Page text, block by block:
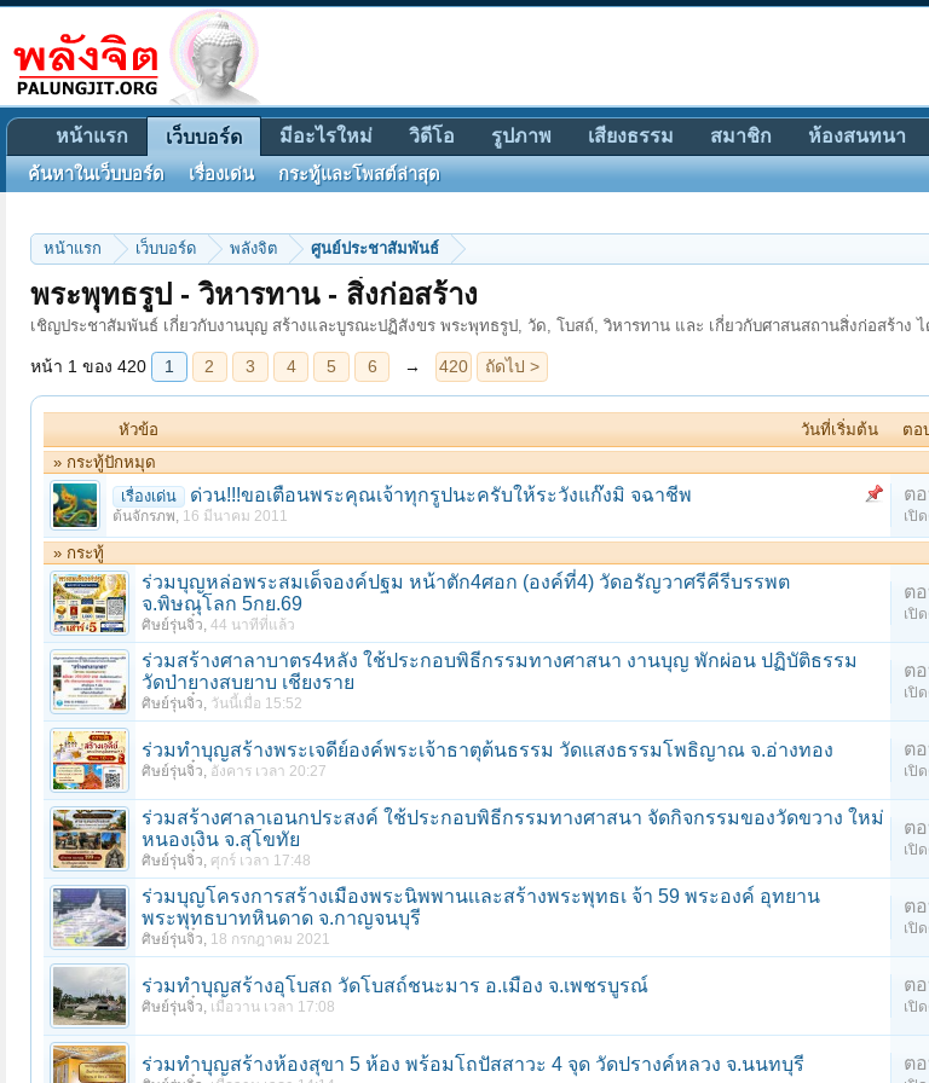
หน้าแรก เว็บบอร์ด พลังจิต ศูนย์ประชาสัมพันธ์
พระพุทธรูป - วิหารทาน - สิ่งก่อสร้าง
เชิญประชาสัมพันธ์ เกี่ยวกับงานบุญ สร้างและบูรณะปฏิสังขร พระพุทธรูป, วัด, โบสถ์, วิหารทาน และ เกี่ยวกับศาสนสถานสิ่งก่อสร้าง
หน้า 1 ของ 420 1 2 3 4 5 6 → 420 ถัดไป >
หัวข้อ วันที่เริ่มต้น ตอ
» กระทู้ปักหมุด
เรื่องเด่น
ด่วน!!!ขอเตือนพระคุณเจ้าทุกรูปนะครับให้ระวังแก๊งมิ จฉาชีพ
ต้นจักรภพ, 16 มีนาคม 2011
ต
เปิ
» กระทู้
ร่วมบุญหล่อพระสมเด็จองค์ปฐม หน้าตัก4ศอก (องค์ที่4) วัดอรัญวาศรีคีรีบรรพต
จ.พิษณุโลก 5กย.69
ศิษย์รุ่นจิ๋ว, 44 นาทีที่แล้ว
ต
เปิ
ร่วมสร้างศาลาบาตร4หลัง ใช้ประกอบพิธีกรรมทางศาสนา งานบุญ พักผ่อน ปฏิบัติธรรม
วัดป่ายางสบยาบ เชียงราย
ศิษย์รุ่นจิ๋ว, วันนี้เมื่อ 15:52
ต
เปิ
ร่วมทําบุญสร้างพระเจดีย์องค์พระเจ้าธาตุต้นธรรม วัดแสงธรรมโพธิญาณ จ.อ่างทอง
ศิษย์รุ่นจิ๋ว, อังคาร เวลา 20:27
ต
เปิ
ร่วมสร้างศาลาเอนกประสงค์ ใช้ประกอบพิธีกรรมทางศาสนา จัดกิจกรรมของวัดขวาง ใหม่
หนองเงิน จ.สุโขทัย
ศิษย์รุ่นจิ๋ว, ศุกร์ เวลา 17:48
ต
เปิ
ร่วมบุญโครงการสร้างเมืองพระนิพพานเเละสร้างพระพุทธเ จ้า 59 พระองค์ อุทยาน
พระพุทธบาทหินดาด จ.กาญจนบุรี
ศิษย์รุ่นจิ๋ว, 18 กรกฎาคม 2021
ต
เปิ
ร่วมทําบุญสร้างอุโบสถ วัดโบสถ์ชนะมาร อ.เมือง จ.เพชรบูรณ์
ศิษย์รุ่นจิ๋ว, เมื่อวาน เวลา 17:08
ต
เปิ
ร่วมทําบุญสร้างห้องสุขา 5 ห้อง พร้อมโถปัสสาวะ 4 จุด วัดปรางค์หลวง จ.นนทบุรี ต
หน้าแรก เว็บบอร์ด
ค้นหาในเว็บบอร์ด เรื่องเด่น กระทู้และโพสต์ล่าสุด
มีอะไรใหม่ วิดีโอ รูปภาพ เสียงธรรม สมาชิก ห้องสนทนา